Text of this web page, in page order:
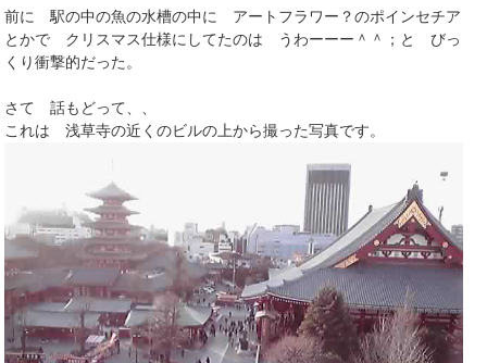
前に 駅の中の魚の水槽の中に アートフラワー？のポインセチア
とかで クリスマス仕様にしてたのは うわーーー＾＾；と びっ
くり衝撃的だった。
さて 話もどって、、
これは 浅草寺の近くのビルの上から撮った写真です。